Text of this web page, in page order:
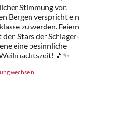
Stimmung vor.
Bergen verspricht ein
zu werden. Feiern
den Stars der Schlager-
eine besinnliche
🎵✨
wechseln